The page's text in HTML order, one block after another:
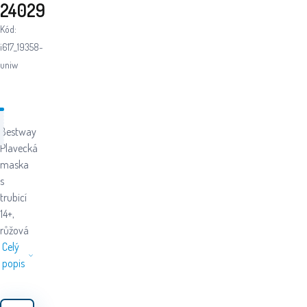
24029
Kód:
i617_19358-
uniw
Bestway
Plavecká
maska
s
trubicí
14+,
růžová
Celý
popis